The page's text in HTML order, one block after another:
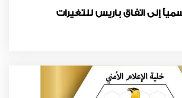
إلى اتفاق باريس للتغيرات